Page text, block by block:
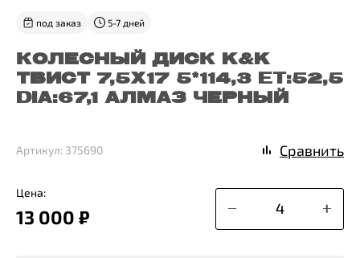
КОЛЕСНЫЙ ДИСК K&K
ТВИСТ 7,5X17 5*114,3 ET:52,5
DIA:67,1 АЛМАЗ ЧЕРНЫЙ
под заказ 5-7 дней
Цена:
13 000 ₽
Артикул: 375690 Сравнить